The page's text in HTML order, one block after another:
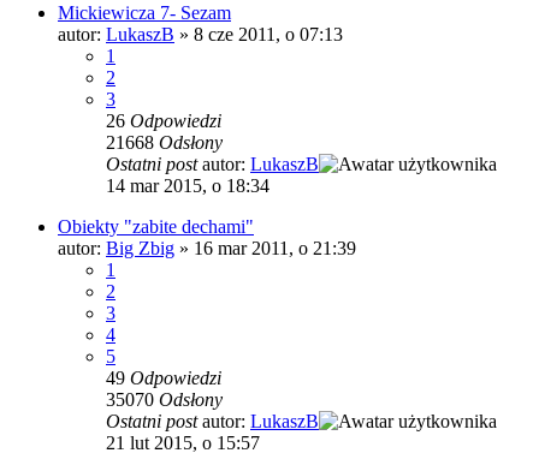
Mickiewicza 7- Sezam
autor: LukaszB » 8 cze 2011, o 07:13
1
2
3
26 Odpowiedzi
21668 Odsłony
Ostatni postautor: LukaszB
14 mar 2015, o 18:34
Obiekty "zabite dechami"
autor: Big Zbig » 16 mar 2011, o 21:39
1
2
3
4
5
49 Odpowiedzi
35070 Odsłony
Ostatni postautor: LukaszB
21 lut 2015, o 15:57